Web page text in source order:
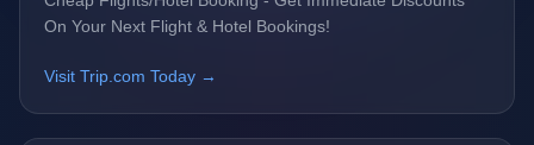
On Your Next Flight & Hotel Bookings!
Visit Trip.com Today →